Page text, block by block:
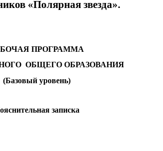
«Полярная звезда».
ПРОГРАММА
ОБЩЕГО ОБРАЗОВАНИЯ
(Базовый уровень)
записка